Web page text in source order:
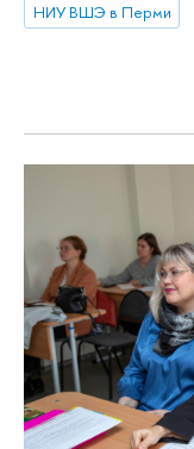
НИУ ВШЭ в Перми